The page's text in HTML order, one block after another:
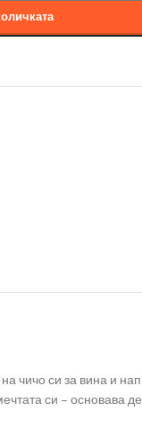
чичо си за вина и
си – основава